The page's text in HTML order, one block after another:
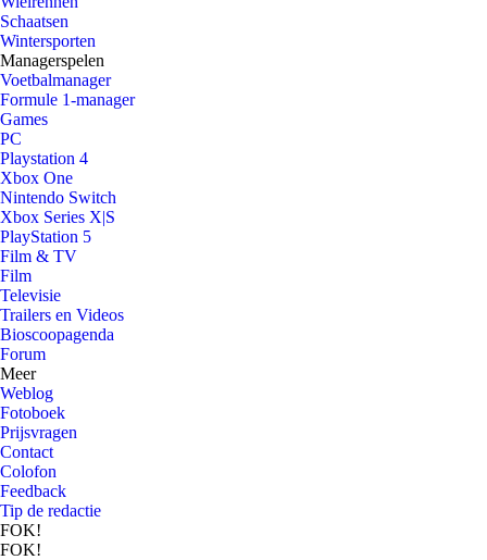
Schaatsen
Wintersporten
Managerspelen
Voetbalmanager
Formule 1-manager
Games
PC
Playstation 4
Xbox One
Nintendo Switch
Xbox Series X|S
PlayStation 5
Film & TV
Film
Televisie
Trailers en Videos
Bioscoopagenda
Forum
Meer
Weblog
Fotoboek
Prijsvragen
Contact
Colofon
Feedback
Tip de redactie
FOK!
FOK!